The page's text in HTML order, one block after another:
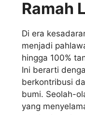
Ramah
Di era
menjadi
hingga 100%
Ini berarti
berkontribusi
bumi. Seolah-
yang